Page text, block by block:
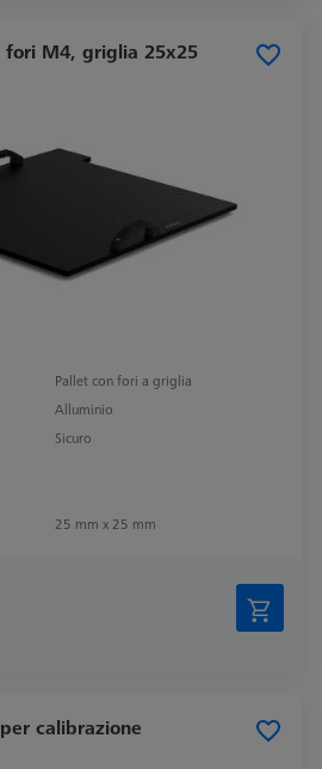
fori M4, griglia 25x25
Pallet con fori a griglia
Alluminio
Sicuro
25 mm x 25 mm
calibrazione